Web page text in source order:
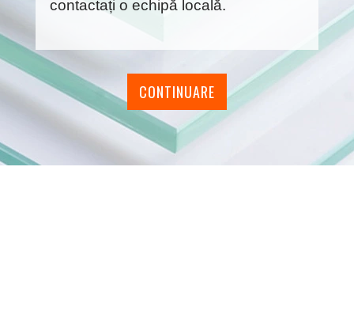
contactați o echipă locală.
CONTINUARE